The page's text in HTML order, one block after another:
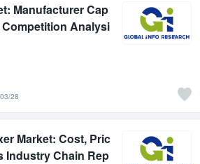
Manufacturer Cap
Analysi
28
Market: Cost, Pric
Industry Chain Rep